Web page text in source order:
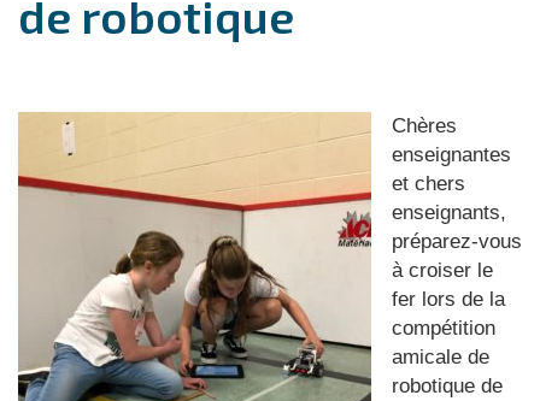
de robotique
Chères
enseignantes
et chers
enseignants,
préparez-vous
à croiser le
fer lors de la
compétition
amicale de
robotique de